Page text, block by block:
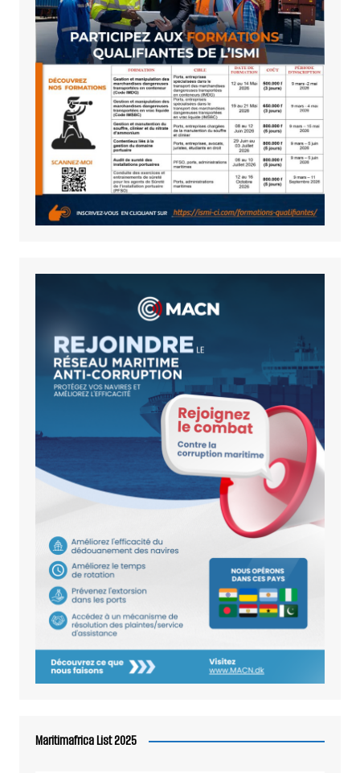
Maritimafrica List 2025